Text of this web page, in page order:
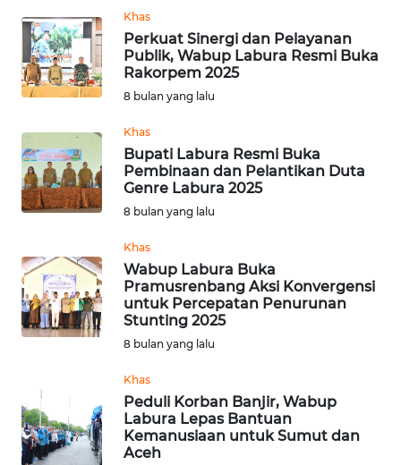
Khas
Perkuat Sinergi dan Pelayanan
Publik, Wabup Labura Resmi Buka
Rakorpem 2025
8 bulan yang lalu
Khas
Bupati Labura Resmi Buka
Pembinaan dan Pelantikan Duta
Genre Labura 2025
8 bulan yang lalu
Khas
Wabup Labura Buka
Pramusrenbang Aksi Konvergensi
untuk Percepatan Penurunan
Stunting 2025
8 bulan yang lalu
Khas
Peduli Korban Banjir, Wabup
Labura Lepas Bantuan
Kemanusiaan untuk Sumut dan
Aceh
WN
PAPUA
PAPUA
BARAT
WN
WN
SERAMBI
WN
SULTRA